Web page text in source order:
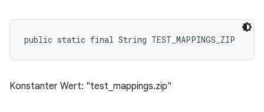
public static final String TEST_MAPPINGS_ZIP
Konstanter Wert: "test_mappings.zip"